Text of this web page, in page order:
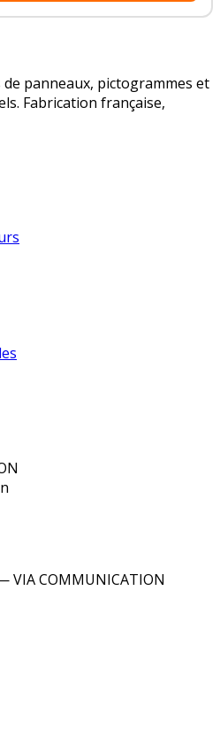
de panneaux, pictogrammes et
Fabrication française,
COMMUNICATION